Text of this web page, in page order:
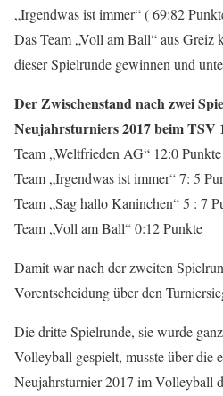
„Irgendwas ist immer“ ( 69:82
Das Team „Voll am Ball“ aus Greiz
dieser Spielrunde gewinnen und
Der Zwischenstand nach zwei
Neujahrsturniers 2017 beim TSV
Team „Weltfrieden AG“ 12:0 Punkte
Team „Irgendwas ist immer“ 7: 5
Team „Sag hallo Kaninchen“ 5 : 7
Team „Voll am Ball“ 0:12 Punkte
Damit war nach der zweiten
Vorentscheidung über den
Die dritte Spielrunde, sie wurde
Volleyball gespielt, musste über die
Neujahrsturnier 2017 im Volleyball